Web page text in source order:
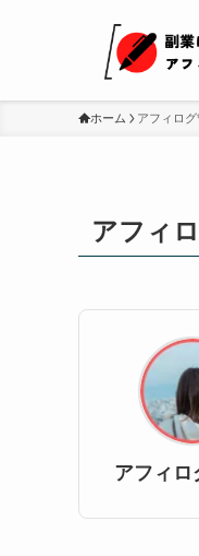
ホーム アフィロ
アフィ
アフィロ